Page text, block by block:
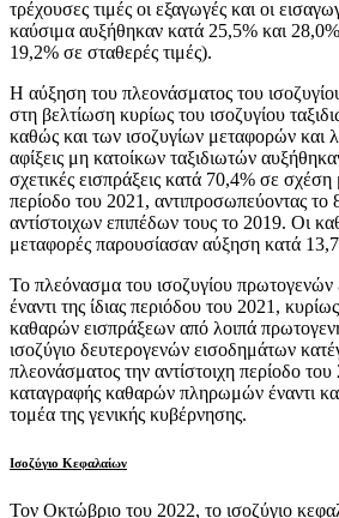
τρέχουσες τιμές οι εξαγωγές και οι
καύσιμα αυξήθηκαν κατά 25,5% και 28,0%
19,2% σε σταθερές τιμές).
Η αύξηση του πλεονάσματος του
στη βελτίωση κυρίως του ισοζυγίου
καθώς και των ισοζυγίων μεταφορών και
αφίξεις μη κατοίκων ταξιδιωτών
σχετικές εισπράξεις κατά 70,4% σε σχέση
περίοδο του 2021, αντιπροσωπεύοντας
αντίστοιχων επιπέδων τους το 2019. Οι
μεταφορές παρουσίασαν αύξηση κατά
Το πλεόνασμα του ισοζυγίου
έναντι της ίδιας περιόδου του 2021,
καθαρών εισπράξεων από λοιπά
ισοζύγιο δευτερογενών εισοδημάτων
πλεονάσματος την αντίστοιχη περίοδο
καταγραφής καθαρών πληρωμών έναντι
τομέα της γενικής κυβέρνησης.
Ισοζύγιο Κεφαλαίων
Τον Οκτώβριο του 2022, το ισοζύγιο